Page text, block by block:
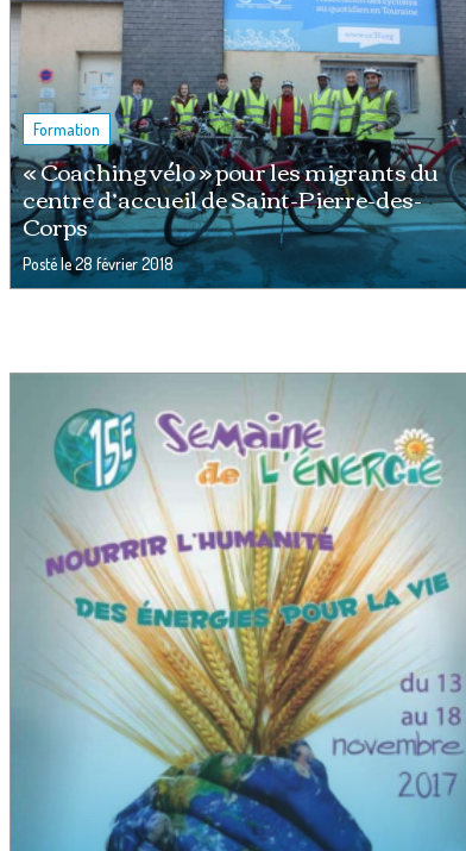
Formation
« Coaching vélo » pour les migrants du
centre d’accueil de Saint-Pierre-des-
Corps
Posté le28 février 2018